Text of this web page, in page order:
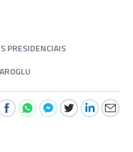
PRESIDENCIAIS